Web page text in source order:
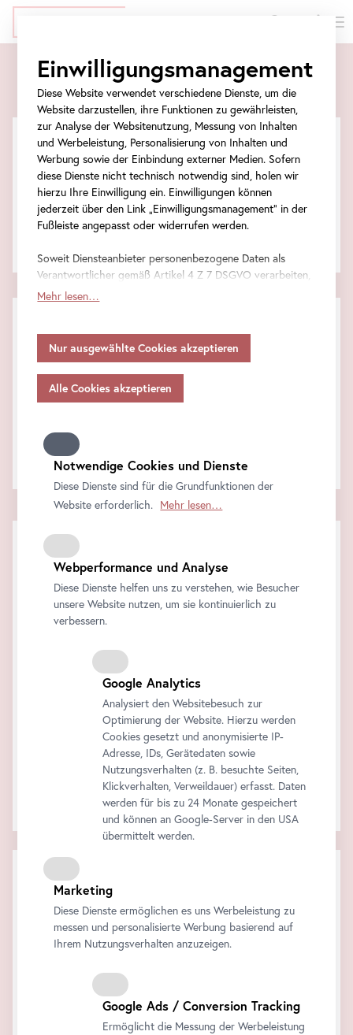
Navigation
springen
Formular
springen
Navigation
springen
Tickets
Informationen zu besonders häufig gestellten Fragen.
FAQ
Support & Feedback
Kontaktieren Sie uns!
Die Audiotour am eigenenSmartphone!
Alle Informationen finden Siehier.
Veranstaltungstickets
Eintrittstickets
Warenkorb
Alle Preise inklusive der gesetzlichen MwSt.
Ihr Warenkorb ist leer..
Einwilligungsmanagement
Diese Website verwendet verschiedene Dienste, um die
Website darzustellen, ihre Funktionen zu gewährleisten,
zur Analyse der Websitenutzung, Messung von Inhalten
und Werbeleistung, Personalisierung von Inhalten und
Werbung sowie der Einbindung externer Medien. Sofern
diese Dienste nicht technisch notwendig sind, holen wir
hierzu Ihre Einwilligung ein. Einwilligungen können
jederzeit über den Link „Einwilligungsmanagement“ in der
Fußleiste angepasst oder widerrufen werden.
Soweit Diensteanbieter personenbezogene Daten als
Verantwortlicher gemäß Artikel 4 Z 7 DSGVO verarbeiten,
gilt Ihre Einwilligung auch für die Weitergabe an den
Daten in Staaten ohne Vorliegen eines
Angemessenheitsbeschlusses gem.Art
und ohne geeignete Garantien gem.
übermitteln, so gilt Ihre Einwilligung auch hierfür.
Funktionen unseres
stehen, wenn Sie nicht alle Zwecke zulassen. Weitere
Informationen zum Datenschutz, Ihren Rechten und
Kontaktdaten des Verantwortlichen und der
Datenschutzbeauftragten finden Sie in unserer
Mehr lesen…
Notwendige Cookies und Dienste
Diese Dienste sind für die Grundfunktionen der
Website erforderlich. Mehr lesen…
Webperformance und Analyse
Diese Dienste helfen uns zu verstehen, wie Besucher
unsere Website nutzen, um sie kontinuierlich zu
verbessern.
Google Analytics
Analysiert den Websitebesuch zur
Optimierung der Website. Hierzu werden
Cookies gesetzt und anonymisierte IP-
Adresse, IDs, Gerätedaten sowie
Nutzungsverhalten (z. B. besuchte Seiten,
Klickverhalten, Verweildauer) erfasst. Daten
werden für bis zu 24 Monate gespeichert
und können an Google-Server in den USA
übermittelt werden.
Marketing
Diese Dienste ermöglichen es uns Werbeleistung zu
messen und personalisierte Werbung basierend auf
Ihrem Nutzungsverhalten anzuzeigen.
Google Ads / Conversion Tracking
Ermöglicht die Messung der Werbeleistung